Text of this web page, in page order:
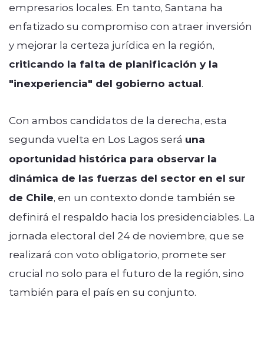
empresarios locales. En tanto, Santana ha
enfatizado su compromiso con atraer inversión
y mejorar la certeza jurídica en la región,
criticando la falta de planificación y la
"inexperiencia" del gobierno actual.
Con ambos candidatos de la derecha, esta
segunda vuelta en Los Lagos será una
oportunidad histórica para observar la
dinámica de las fuerzas del sector en el sur
de Chile, en un contexto donde también se
definirá el respaldo hacia los presidenciables. La
jornada electoral del 24 de noviembre, que se
realizará con voto obligatorio, promete ser
crucial no solo para el futuro de la región, sino
también para el país en su conjunto.